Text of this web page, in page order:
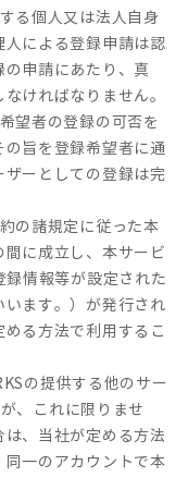
る個人又は法人自身
人による登録申請は認
申請にあたり、真
ければなりません。
望者の登録の可否を
旨を登録希望者に通
ーとしての登録は完
の諸規定に従った本
に成立し、本サービ
録情報等が設定された
います。）が発行され
る方法で利用するこ
の提供する他のサー
、これに限りませ
、当社が定める方法
同一のアカウントで本